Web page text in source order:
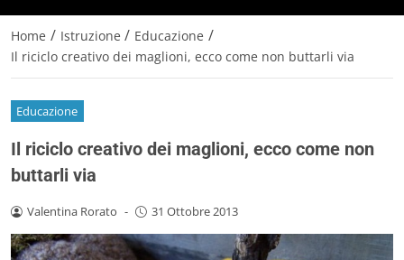
Home / Istruzione / Educazione /
Il riciclo creativo dei maglioni, ecco come non buttarli via
Educazione
Il riciclo creativo dei maglioni, ecco come non
buttarli via
Valentina Rorato - 31 Ottobre 2013